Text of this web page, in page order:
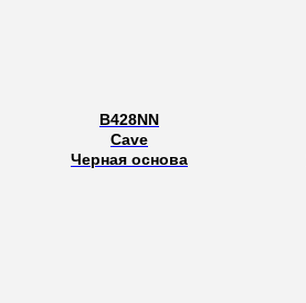
В428NN
Cave
Черная основа